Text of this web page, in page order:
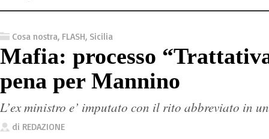
Cosa nostra, FLASH, Sicilia
Mafia: processo
pena per Mannino
L’ex ministro e’ imputato con il rito abbreviato in
di REDAZIONE